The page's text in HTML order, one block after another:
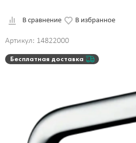
В сравнение В избранное
Артикул: 14822000
Бесплатная доставка